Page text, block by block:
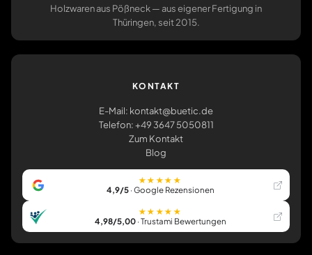
Holzwaren aus Pößneck — aus eigener Fertigung in
Thüringen, seit 2015.
KONTAKT
E-Mail: kontakt@buetic.de
Telefon: +49 3647 5050811
Zum Kontakt
Blog
★★★★★
4,9/5· Google Rezensionen
★★★★★
4,98/5,00· Trustami Bewertungen